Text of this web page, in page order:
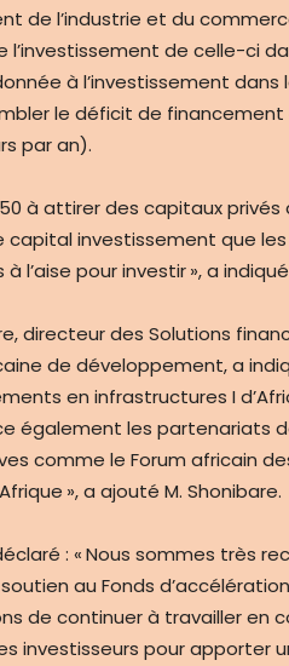
de l’industrie et du
de celle-ci
à l’investissement dans
le déficit de
par an).
à attirer des capitaux
capital investissement que
pour investir », a indiqué
directeur des Solutions
de développement, a
en infrastructures I
également les partenariats
comme le Forum africain
», a ajouté M. Shonibare.
: « Nous sommes très
au Fonds
de continuer à travailler en
investisseurs pour apporter